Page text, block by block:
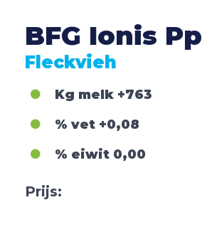
BFG Ionis Pp
Fleckvieh
Kg melk +763
% vet +0,08
% eiwit 0,00
Prijs: